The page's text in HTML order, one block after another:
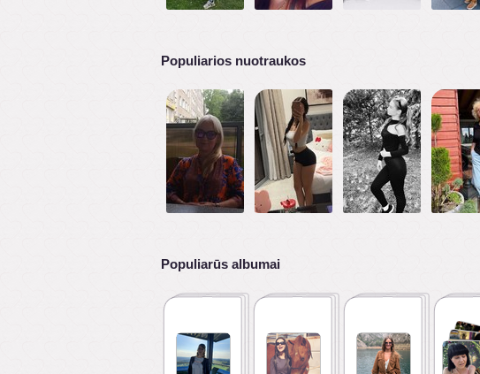
Populiarios nuotraukos
Populiarūs albumai